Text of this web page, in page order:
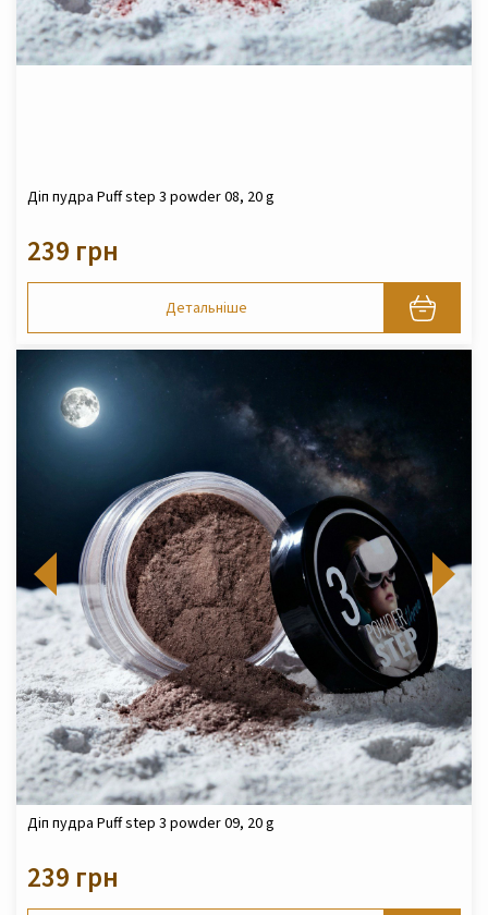
Діп пудра Puff step 3 powder 08, 20 g
239 грн
Детальніше
Діп пудра Puff step 3 powder 09, 20 g
239 грн